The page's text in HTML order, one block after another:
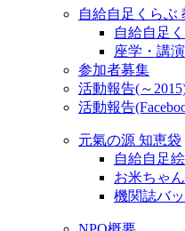
自給自足くらぶ
自給自足
座学・講
参加者募集
活動報告(～
活動報告
元氣の源 知恵袋
自給自足
お米ちゃ
機関誌バ